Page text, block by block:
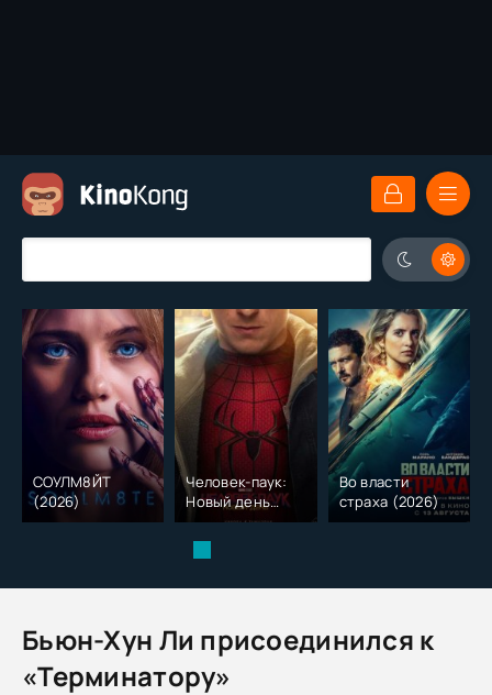
СОУЛМ8ЙТ
(2026)
Человек-паук:
Новый день
(2026)
Во власти
страха (2026)
Бьюн-Хун Ли присоединился к
«Терминатору»